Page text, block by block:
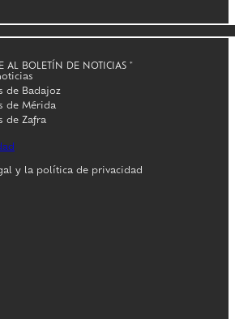
AL BOLETÍN DE NOTICIAS *
de Badajoz
de Mérida
de Zafra
y la política de privacidad